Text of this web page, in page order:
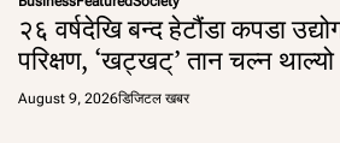
२६ वर्षदेखि बन्द हेटौंडा कपडा
परिक्षण, ‘खट्खट्’ तान चल्न थाल्यो
August 9, 2026डिजिटल खबर